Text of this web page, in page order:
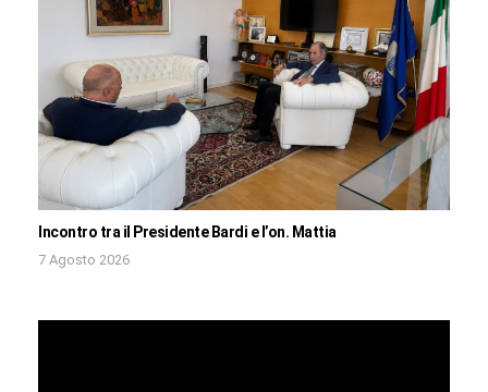
Incontro tra il Presidente Bardi e l’on. Mattia
7 Agosto 2026